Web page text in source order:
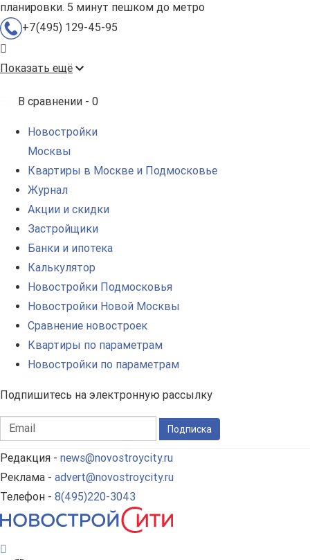
планировки. 5 минут пешком до метро
+7(495) 129-45-95
Показать ещё
В сравнении - 0
Новостройки
Москвы
Квартиры в Москве и Подмосковье
Журнал
Акции и скидки
Застройщики
Банки и ипотека
Калькулятор
Новостройки Подмосковья
Новостройки Новой Москвы
Сравнение новостроек
Квартиры по параметрам
Новостройки по параметрам
Подпишитесь на электронную рассылку
Подписка
Редакция - news@novostroycity.ru
Реклама - advert@novostroycity.ru
Телефон - 8(495)220-3043